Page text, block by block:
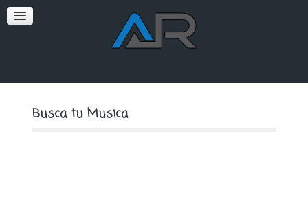
SOFT
Busca tu Musica